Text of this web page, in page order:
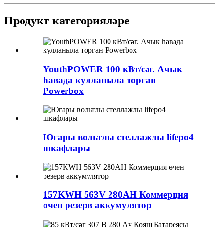
Продукт категорияләре
YouthPOWER 100 кВт/сәг. Ачык
һавада кулланыла торган
Powerbox
Югары вольтлы стеллажлы lifepo4
шкафлары
157KWH 563V 280AH Коммерция
өчен резерв аккумулятор